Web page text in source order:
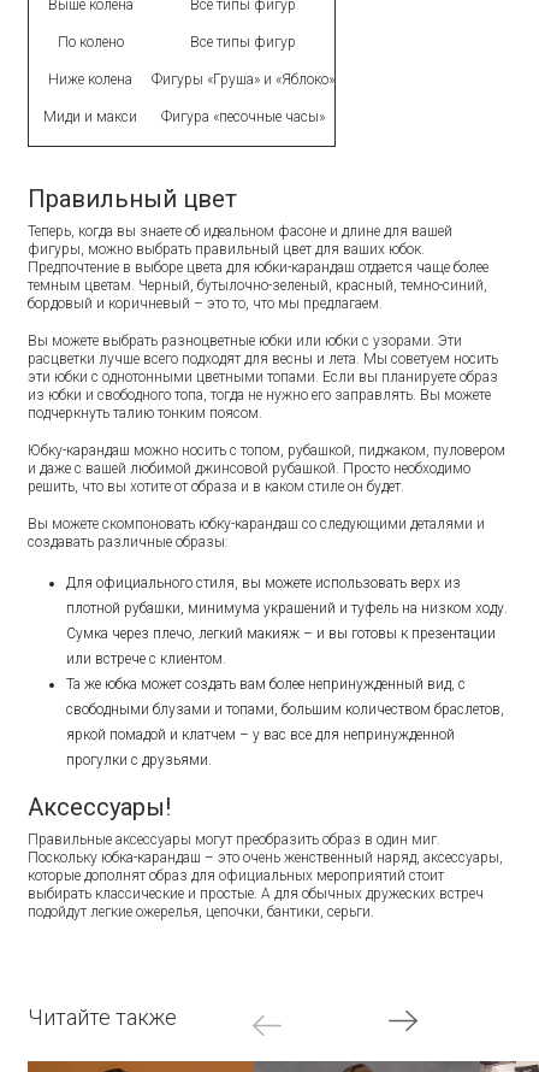
Выше колена Все типы фигур
По колено Все типы фигур
Ниже колена Фигуры «Груша» и «Яблоко»
Миди и макси Фигура «песочные часы»
Правильный цвет
Теперь, когда вы знаете об идеальном фасоне и длине для вашей
фигуры, можно выбрать правильный цвет для ваших юбок.
Предпочтение в выборе цвета для юбки-карандаш отдается чаще более
темным цветам. Черный, бутылочно-зеленый, красный, темно-синий,
бордовый и коричневый – это то, что мы предлагаем.
Вы можете выбрать разноцветные юбки или юбки с узорами. Эти
расцветки лучше всего подходят для весны и лета. Мы советуем носить
эти юбки с однотонными цветными топами. Если вы планируете образ
из юбки и свободного топа, тогда не нужно его заправлять. Вы можете
подчеркнуть талию тонким поясом.
Юбку-карандаш можно носить с топом, рубашкой, пиджаком, пуловером
и даже с вашей любимой джинсовой рубашкой. Просто необходимо
решить, что вы хотите от образа и в каком стиле он будет.
Вы можете скомпоновать юбку-карандаш со следующими деталями и
создавать различные образы:
Для официального стиля, вы можете использовать верх из
плотной рубашки, минимума украшений и туфель на низком ходу.
Сумка через плечо, легкий макияж – и вы готовы к презентации
или встрече с клиентом.
Та же юбка может создать вам более непринужденный вид, с
свободными блузами и топами, большим количеством браслетов,
яркой помадой и клатчем – у вас все для непринужденной
прогулки с друзьями.
Аксессуары!
Правильные аксессуары могут преобразить образ в один миг.
Поскольку юбка-карандаш – это очень женственный наряд, аксессуары,
которые дополнят образ для официальных мероприятий стоит
выбирать классические и простые. А для обычных дружеских встреч
подойдут легкие ожерелья, цепочки, бантики, серьги.
Читайте также